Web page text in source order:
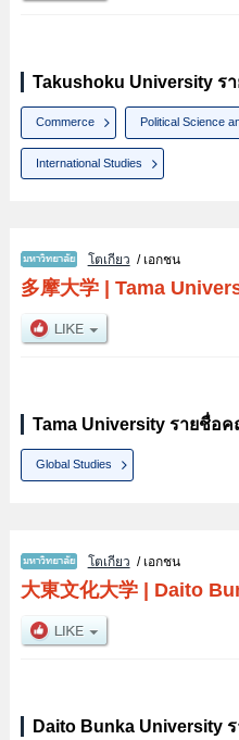
Takushoku University ร
Commerce Political Science
International Studies
โตเกียว / เอกชน
多摩大学| Tama
Tama University รายชื่อ
Global Studies
โตเกียว / เอกชน
大東文化大学| Daito
Daito Bunka University